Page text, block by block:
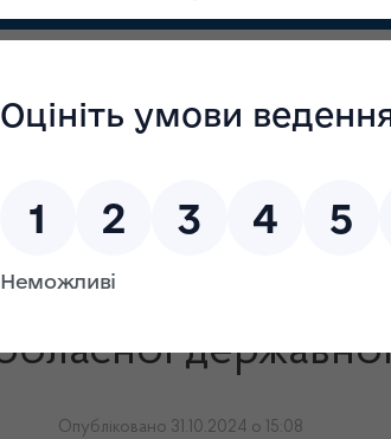
імпорт
АФІ)
нагляд
(контроль)
засобів,
Колегії Управління охорони здоров’я
державної
Опубліковано 31.10.2024 о 15:08